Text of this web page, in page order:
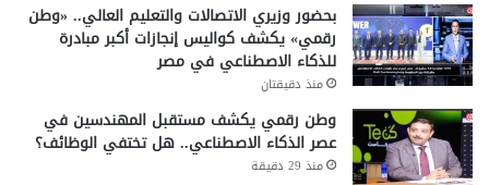
بحضور وزيري الاتصالات والتعليم العالي.. «وطن
رقمي» يكشف كواليس إنجازات أكبر مبادرة
للذكاء الاصطناعي في مصر
منذ دقيقتان
وطن رقمي يكشف مستقبل المهندسين في
عصر الذكاء الاصطناعي.. هل تختفي الوظائف؟
منذ 29 دقيقة